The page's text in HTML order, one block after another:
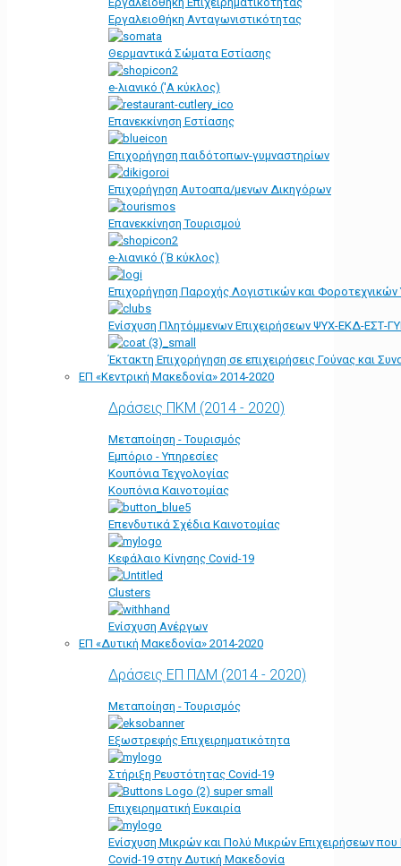
Εργαλειοθήκη Ανταγωνιστικότητας
Θερμαντικά Σώματα Εστίασης
e-λιανικό ('Α κύκλος)
Επανεκκίνηση Εστίασης
Επιχορήγηση παιδότοπων-γυμναστηρίων
Επιχορήγηση Αυτοαπα/μενων Δικηγόρων
Επανεκκίνηση Τουρισμού
e-λιανικό (΄Β κύκλος)
Επιχορήγηση Παροχής Λογιστικών και
Ενίσχυση Πλητόμμενων Επιχειρήσεων ΨΥΧ-ΕΚΔ-ΕΣΤ-
Έκτακτη Επιχορήγηση σε επιχειρήσεις Γούνας και
ΕΠ «Kεντρική Μακεδονία» 2014-2020
Δράσεις ΠΚΜ (2014 - 2020)
Μεταποίηση - Τουρισμός
Εμπόριο - Υπηρεσίες
Κουπόνια Τεχνολογίας
Κουπόνια Καινοτομίας
Επενδυτικά Σχέδια Καινοτομίας
Κεφάλαιο Κίνησης Covid-19
Clusters
Ενίσχυση Ανέργων
ΕΠ «Δυτική Μακεδονία» 2014-2020
Δράσεις ΕΠ ΠΔΜ (2014 - 2020)
Μεταποίηση - Τουρισμός
Εξωστρεφής Επιχειρηματικότητα
Στήριξη Ρευστότητας Covid-19
Επιχειρηματική Ευκαιρία
Ενίσχυση Μικρών και Πολύ Μικρών Επιχειρήσεων
Covid-19 στην Δυτική Μακεδονία